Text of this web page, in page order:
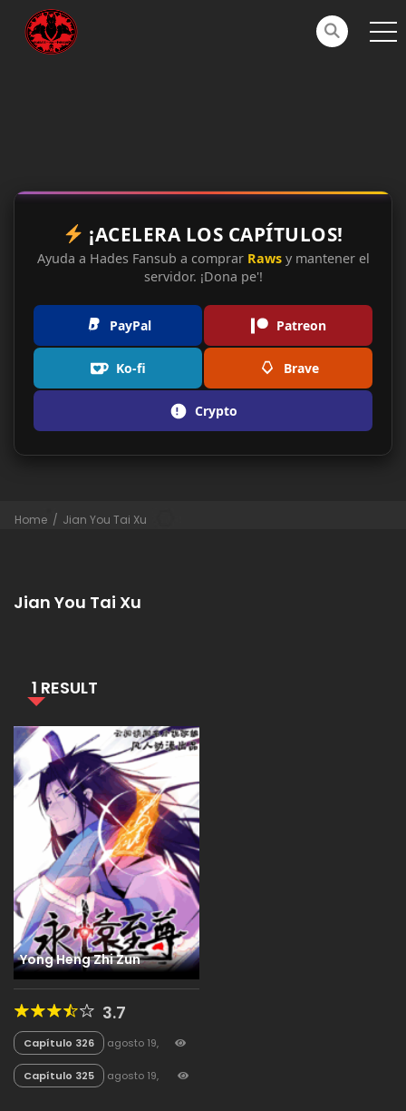
¡ACELERA LOS CAPÍTULOS!
Ayuda a Hades Fansub a comprar Rawsy mantener el
servidor. ¡Dona pe'!
PayPal Patreon
Ko-fi Brave
Crypto
Home Jian You Tai Xu
Jian You Tai Xu
1 RESULT
Yong Heng Zhi Zun
3.7
Capítulo 326
agosto 19,
Capítulo 325
agosto 19,